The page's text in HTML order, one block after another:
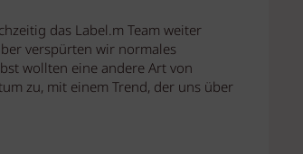
das Label.m Team weiter
verspürten wir normales
wollten eine andere Art von
zu, mit einem Trend, der uns über